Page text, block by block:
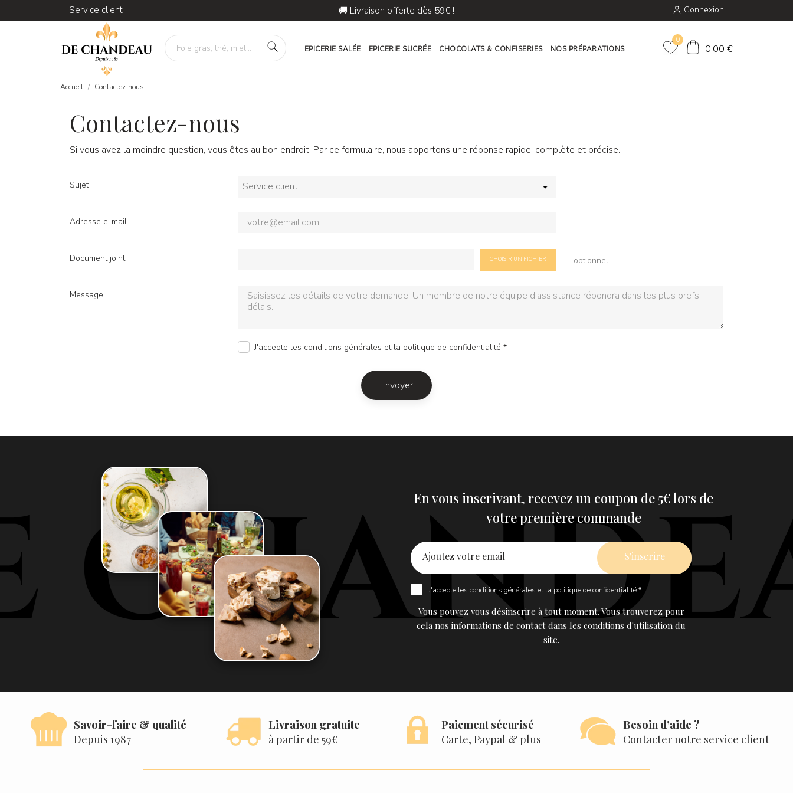
Service client
🚚 Livraison offerte dès 59€ !
Connexion
EPICERIE SALÉE EPICERIE SUCRÉE CHOCOLATS & CONFISERIES NOS PRÉPARATIONS
0
0,00 €
Accueil Contactez-nous
Contactez-nous
Si vous avez la moindre question, vous êtes au bon endroit. Par ce formulaire, nous apportons une réponse rapide, complète et précise.
Sujet
Adresse e-mail
Document joint CHOISIR UN FICHIER optionnel
Message
J'accepte les conditions générales et la politique de confidentialité *
Envoyer
En vous inscrivant, recevez un coupon de 5€ lors de
votre première commande
J'accepte les conditions générales et la politique de confidentialité *
Vous pouvez vous désinscrire à tout moment. Vous trouverez pour
cela nos informations de contact dans les conditions d'utilisation du
site.
Savoir-faire & qualité
Depuis 1987
Livraison gratuite
à partir de 59€
Paiement sécurisé
Carte, Paypal & plus
Besoin d’aide ?
Contacter notre service client